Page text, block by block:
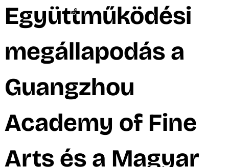
Együttműködési
megállapodás a
Guangzhou
Academy of Fine
Arts és a Magyar